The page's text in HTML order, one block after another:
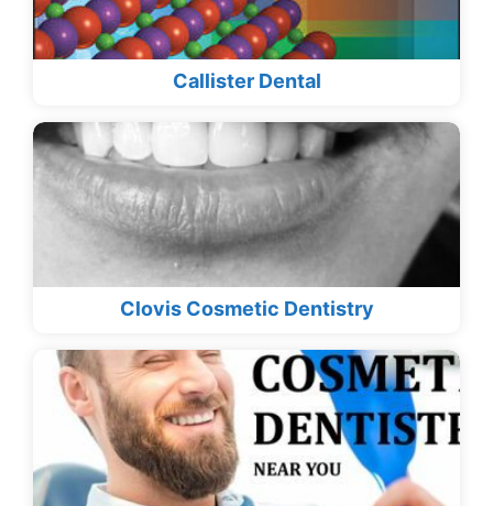
Callister Dental
Clovis Cosmetic Dentistry